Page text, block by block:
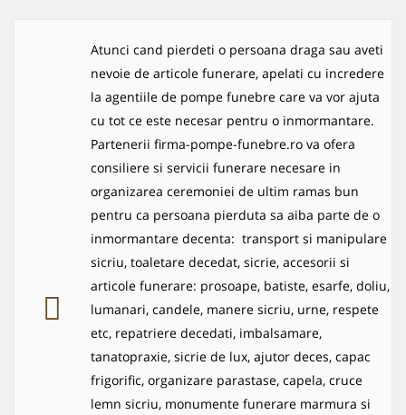
Atunci cand pierdeti o persoana draga sau aveti
nevoie de articole funerare, apelati cu incredere
la agentiile de pompe funebre care va vor ajuta
cu tot ce este necesar pentru o inmormantare.
Partenerii firma-pompe-funebre.ro va ofera
consiliere si servicii funerare necesare in
organizarea ceremoniei de ultim ramas bun
pentru ca persoana pierduta sa aiba parte de o
inmormantare decenta: transport si manipulare
sicriu, toaletare decedat, sicrie, accesorii si
articole funerare: prosoape, batiste, esarfe, doliu,
lumanari, candele, manere sicriu, urne, respete
etc, repatriere decedati, imbalsamare,
tanatopraxie, sicrie de lux, ajutor deces, capac
frigorific, organizare parastase, capela, cruce
lemn sicriu, monumente funerare marmura si